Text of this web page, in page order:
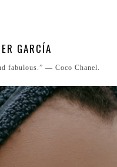
GARCÍA
fabulous.” ― Coco Chanel.